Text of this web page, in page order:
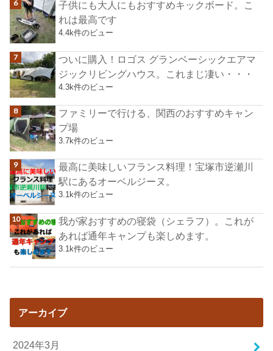
子供にも大人にもおすすめキックボード。こ
れは最高です
4.4k件のビュー
ついに購入！ロゴス グランベーシックエアマ
ジックリビングハウス。これまじ凄い・・・
4.3k件のビュー
ファミリーで行ける、関西のおすすめキャン
プ場
3.7k件のビュー
最高に美味しいフランス料理！宝塚市逆瀬川
駅にあるオーベルジーヌ。
3.1k件のビュー
我が家おすすめの寝袋（シェラフ）。これが
あれば通年キャンプも楽しめます。
3.1k件のビュー
アーカイブ
2024年3月